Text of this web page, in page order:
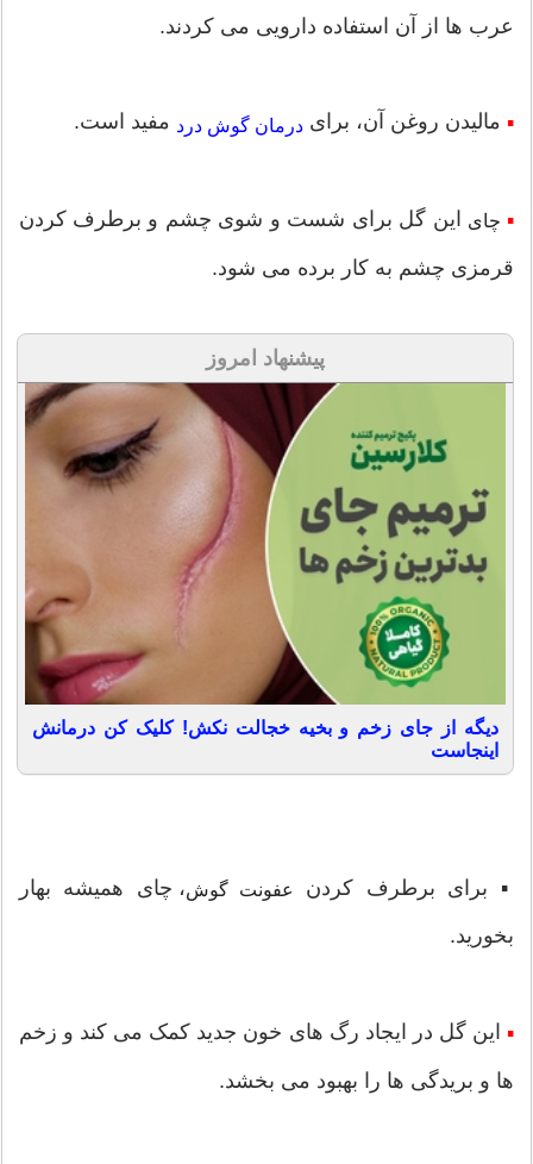
عرب ها از آن استفاده دارویی می کردند.
▪ مالیدن روغن آن، برای درمان گوش درد مفید است.
▪ چای این گل برای شست و شوی چشم و برطرف کردن
قرمزی چشم به کار برده می شود.
پیشنهاد امروز
دیگه از جای زخم و بخیه خجالت نکش! کلیک کن درمانش
اینجاست
▪ برای برطرف کردن عفونت گوش، چای همیشه بهار
بخورید.
▪ این گل در ایجاد رگ های خون جدید کمک می کند و زخم
ها و بریدگی ها را بهبود می بخشد.